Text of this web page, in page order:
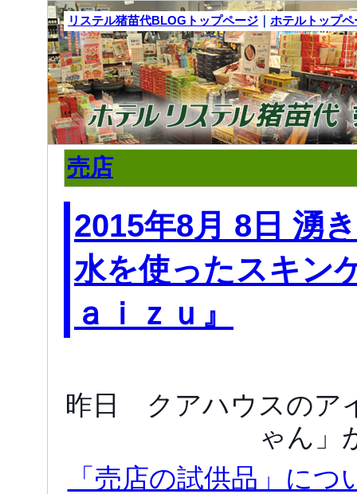
リステル猪苗代BLOGトップページ ｜ ホテルトップペ
売店
2015年8月 8日 湧
水を使ったスキン
ａｉｚｕ』
昨日 クアハウスのア
ゃん」
「売店の試供品」に